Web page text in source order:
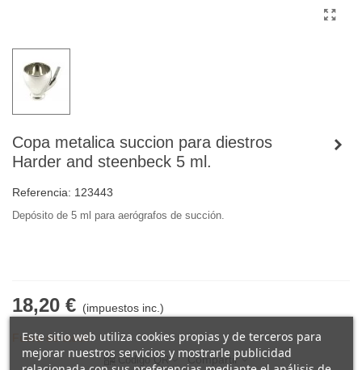
Copa metalica succion para diestros
Harder and steenbeck 5 ml.
Referencia: 123443
Depósito de 5 ml para aerógrafos de succión.
18,20 € (impuestos inc.)
Fuera de stock
Código QR Compartir
Este sitio web utiliza cookies propias y de terceros para
mejorar nuestros servicios y mostrarle publicidad